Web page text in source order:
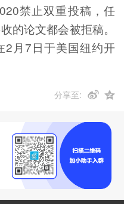
禁止双重投稿，任
的论文都会被拒稿。
2月7日于美国纽约开
分享至: